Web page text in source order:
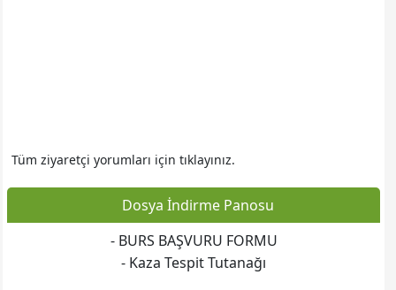
Web sitesine git
Tüm ziyaretçi yorumları için tıklayınız.
Dosya İndirme Panosu
- BURS BAŞVURU FORMU
- Kaza Tespit Tutanağı